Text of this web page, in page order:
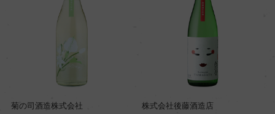
菊の司酒造株式会社
株式会社後藤酒造店